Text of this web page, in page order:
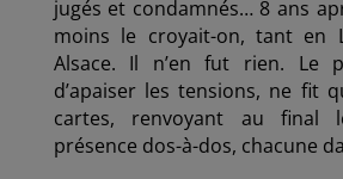
jugés et condamnés… 8 ans
moins le croyait-on, tant en
Alsace. Il n’en fut rien. Le
d’apaiser les tensions, ne fit
cartes, renvoyant au final
présence dos-à-dos, chacune